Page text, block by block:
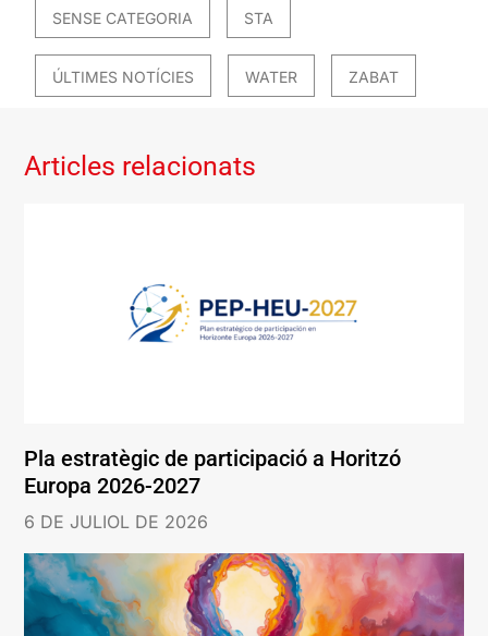
SENSE CATEGORIA STA
ÚLTIMES NOTÍCIES WATER ZABAT
Articles relacionats
Pla estratègic de participació a Horitzó
Europa 2026-2027
6 DE JULIOL DE 2026